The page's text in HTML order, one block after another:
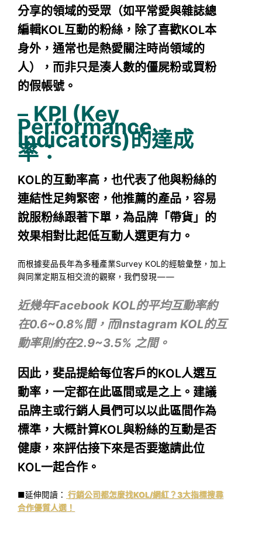
分享的領域的受眾（如平常愛與雜誌總
編輯KOL互動的粉絲，除了喜歡KOL本
身外，通常也是熱愛關注時尚領域的
人），而非只是湊人數的僵屍粉或買粉
的假帳號。
–KPI (Key
Performance
Indicators)的達成
率：
KOL的互動率高，也代表了他與粉絲的
連結性足夠緊密，他推薦的產品，容易
說服粉絲跟著下單，為品牌「帶貨」的
效果相對比起低互動人選更有力。
而根據斐品長年為多種產業Survey KOL的經驗彙整，加上
與同業定期互相交流的觀察，我們發現 — —
近幾年Facebook KOL的平均互動率約
在0.6~0.8%間，而Instagram KOL的互
動率則約在2.9~3.5% 之間。
因此，斐品提給每位客戶的KOL人選互
動率，一定都在此區間或是之上。建議
品牌主或行銷人員們可以以此區間作為
標準，大概計算KOL與粉絲的互動是否
健康，來評估接下來是否要邀請此位
KOL一起合作。
■延伸閱讀： 行銷公司都怎麼找KOL/網紅？3大指標搜尋
合作優質人選！